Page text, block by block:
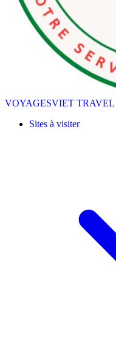
VOYAGESVIET TRAVEL
Sites à visiter